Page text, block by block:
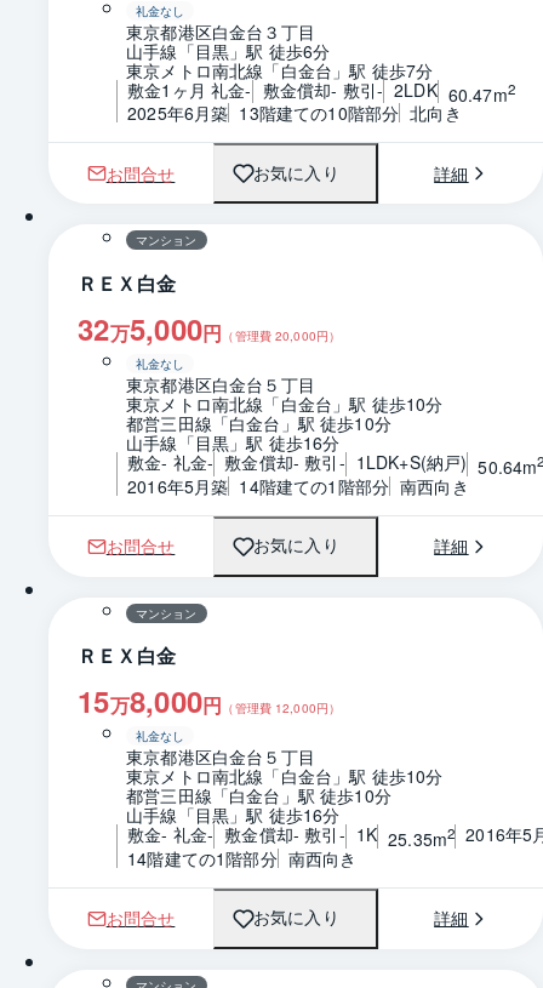
礼金なし
東京都港区白金台３丁目
山手線「目黒」駅 徒歩6分
東京メトロ南北線「白金台」駅 徒歩7分
敷金1ヶ月 礼金- 敷金償却- 敷引- 2LDK 60.47m2
2025年6月築 13階建ての10階部分 北向き
お問合せ お気に入り 詳細
1 / 0 間取り
マンション
ＲＥＸ白金
32万5,000円 （管理費20,000円）
礼金なし
東京都港区白金台５丁目
東京メトロ南北線「白金台」駅 徒歩10分
都営三田線「白金台」駅 徒歩10分
山手線「目黒」駅 徒歩16分
敷金- 礼金- 敷金償却- 敷引- 1LDK+S(納戸) 50.64m
2016年5月築 14階建ての1階部分 南西向き
お問合せ お気に入り 詳細
1 / 0 間取り
マンション
ＲＥＸ白金
15万8,000円 （管理費 12,000円）
礼金なし
東京都港区白金台５丁目
東京メトロ南北線「白金台」駅 徒歩10分
都営三田線「白金台」駅 徒歩10分
山手線「目黒」駅 徒歩16分
敷金- 礼金- 敷金償却- 敷引- 1K 25.35m2 2016年5
14階建ての1階部分 南西向き
お問合せ お気に入り 詳細
1 / 0 間取り